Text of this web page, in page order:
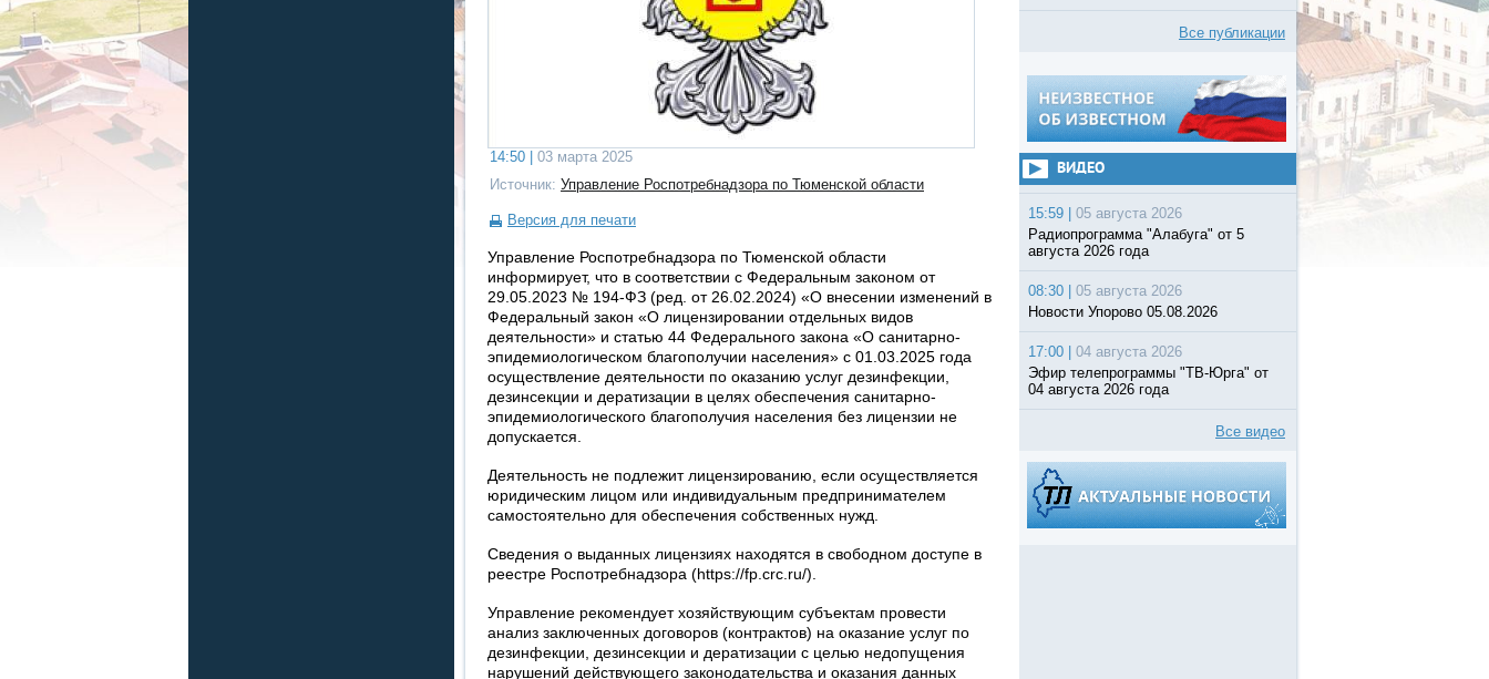
14:50 |
03 марта 2025
Источник: Управление Роспотребнадзора по Тюменской области
Версия для печати
Управление Роспотребнадзора по Тюменской области
информирует, что в соответствии с Федеральным законом от
29.05.2023 № 194-ФЗ (ред. от 26.02.2024) «О внесении изменений в
Федеральный закон «О лицензировании отдельных видов
деятельности» и статью 44 Федерального закона «О санитарно-
эпидемиологическом благополучии населения» с 01.03.2025 года
осуществление деятельности по оказанию услуг дезинфекции,
дезинсекции и дератизации в целях обеспечения санитарно-
эпидемиологического благополучия населения без лицензии не
допускается.
Деятельность не подлежит лицензированию, если осуществляется
юридическим лицом или индивидуальным предпринимателем
самостоятельно для обеспечения собственных нужд.
Сведения о выданных лицензиях находятся в свободном доступе в
реестре Роспотребнадзора (https://fp.crc.ru/).
Управление рекомендует хозяйствующим субъектам провести
анализ заключенных договоров (контрактов) на оказание услуг по
дезинфекции, дезинсекции и дератизации с целью недопущения
нарушений действующего законодательства и оказания данных
Все публикации
ВИДЕО
15:59 |
05 августа 2026
Радиопрограмма "Алабуга" от 5
августа 2026 года
08:30 |
05 августа 2026
Новости Упорово 05.08.2026
17:00 |
04 августа 2026
Эфир телепрограммы "ТВ-Юрга" от
04 августа 2026 года
Все видео